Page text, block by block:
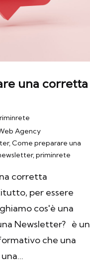
una corretta
Agency
, Come preparare una
, priminrete
corretta
per essere
cos'è una
Newsletter? è un
che una